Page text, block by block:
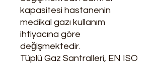
kapasitesi hastanenin
medikal gazı kullanım
ihtiyacına göre
değişmektedir.
Tüplü Gaz Santralleri, EN ISO